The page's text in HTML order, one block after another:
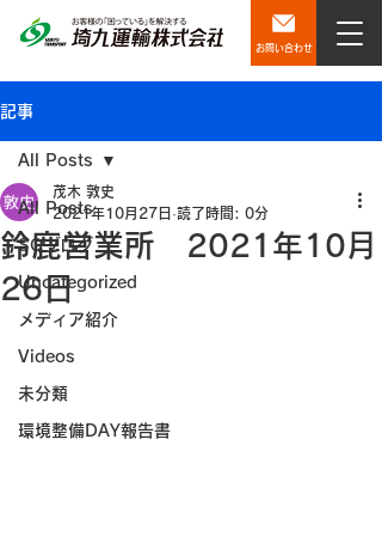
お問い合わせ
記事
All Posts
SQブログ
Uncategorized
メディア紹介
Videos
未分類
環境整備DAY報告書
All Posts
鈴鹿営業所 2021年10月
26日
茂木 敦史
2021年10月27日 読了時間: 0分